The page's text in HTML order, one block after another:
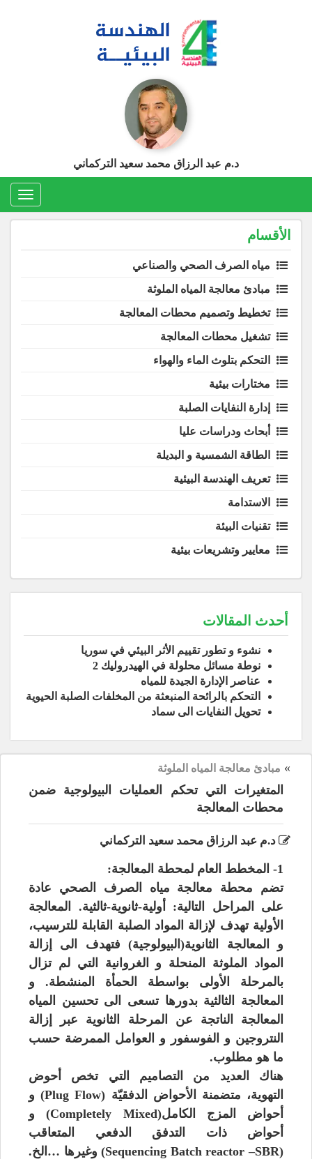
د.م عبد الرزاق محمد سعيد التركماني
Toggle
الأقسام
مياه الصرف الصحي والصناعي
مبادئ معالجة المياه الملوثة
تخطيط وتصميم محطات المعالجة
تشغيل محطات المعالجة
التحكم بتلوث الماء والهواء
مختارات بيئية
إدارة النفايات الصلبة
أبحاث ودراسات عليا
الطاقة الشمسية و البديلة
تعريف الهندسة البيئية
الاستدامة
تقنيات البيئة
معايير وتشريعات بيئية
أحدث المقالات
نشوء و تطور تقييم الأثر البيئي في سوريا
نوطة مسائل محلولة في الهيدروليك 2
عناصر الإدارة الجيدة للمياه
التحكم بالرائحة المنبعثة من المخلفات الصلبة الحيوية
تحويل النفايات الى سماد
»مبادئ معالجة المياه الملوثة
المتغيرات التي تحكم العمليات البيولوجية ضمن
محطات المعالجة
د.م عبد الرزاق محمد سعيد التركماني
تضم محطة معالجة مياه الصرف الصحي عادة
على المراحل التالية: أولية-ثانوية-ثالثية. المعالجة
الأولية تهدف لإزالة المواد الصلبة القابلة للترسيب،
و المعالجة الثانوية(البيولوجية) فتهدف الى إزالة
المواد الملوثة المنحلة و الغروانية التي لم تزال
بالمرحلة الأولى بواسطة الحمأة المنشطة. و
المعالجة الثالثية بدورها تسعى الى تحسين المياه
المعالجة الناتجة عن المرحلة الثانوية عبر إزالة
النتروجين و الفوسفور و العوامل الممرضة حسب
ما هو مطلوب.
هناك العديد من التصاميم التي تخص أحوض
التهوية، متضمنة الأحواض الدفقيّة (Plug Flow) و
أحواض المزج الكامل(Completely Mixed) و
أحواض ذات التدفق الدفعي المتعاقب
(Sequencing Batch reactor –SBR) وغيرها …الخ.